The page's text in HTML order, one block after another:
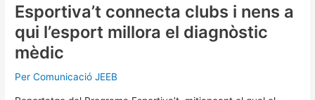
Esportiva’t connecta clubs i nens a
qui l’esport millora el diagnòstic
mèdic
Per Comunicació JEEB